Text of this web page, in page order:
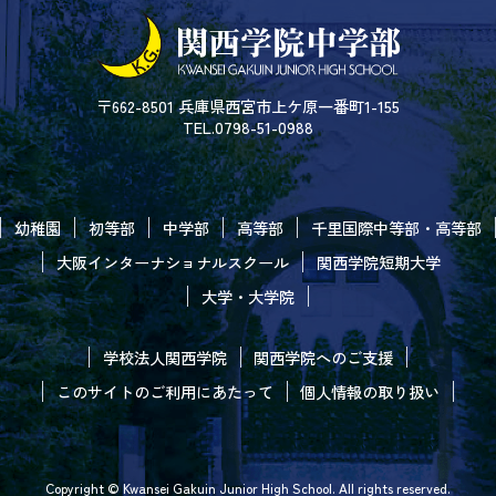
〒662-8501 兵庫県西宮市上ケ原一番町1-155
TEL.0798-51-0988
幼稚園 初等部 中学部 高等部
千里国際中等部・高等部
大阪インターナショナルスクール
関西学院短期大学
大学・大学院
学校法人関西学院
関西学院へのご支援
このサイトのご利用にあたって
個人情報の取り扱い
Copyright © Kwansei Gakuin Junior High School. All rights reserved.